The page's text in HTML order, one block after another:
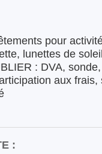
pour
lunettes de
: DVA,
aux
: